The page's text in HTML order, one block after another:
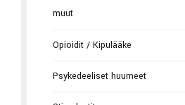
muut
Opioidit / Kipulääke
Psykedeeliset huumeet